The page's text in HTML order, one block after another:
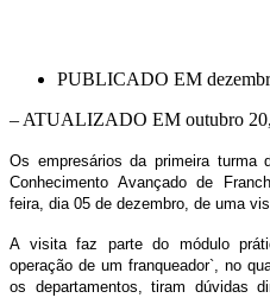
PUBLICADO EM
– ATUALIZADO EM outubro
Os empresários da primeira
Conhecimento Avançado de
feira, dia 05 de dezembro, de uma
A visita faz parte do módulo
operação de um franqueador`, no
os departamentos, tiram dúvidas